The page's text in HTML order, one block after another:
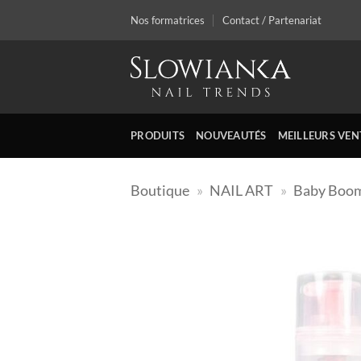
Nos formatrices Contact / Partenariat
PRODUITS NOUVEAUTÉS MEILLEURS
Boutique » NAIL ART » Baby